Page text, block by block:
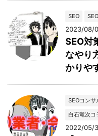
SEO
2023/08/
SEO対
なやり
かりや
SEOコンサ
白石竜次コ
2022/05/